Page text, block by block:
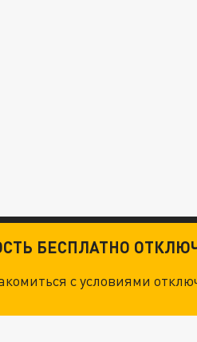
БЕСПЛАТНО
с условиями